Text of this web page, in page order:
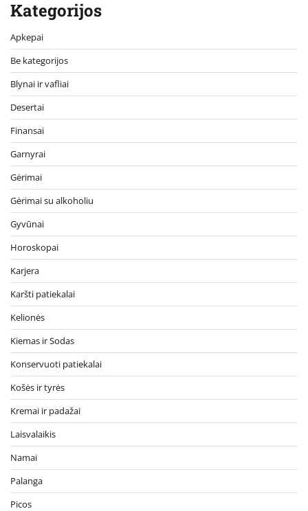
Kategorijos
Apkepai
Be kategorijos
Blynai ir vafliai
Desertai
Finansai
Garnyrai
Gėrimai
Gėrimai su alkoholiu
Gyvūnai
Horoskopai
Karjera
Karšti patiekalai
Kelionės
Kiemas ir Sodas
Konservuoti patiekalai
Košės ir tyrės
Kremai ir padažai
Laisvalaikis
Namai
Palanga
Picos